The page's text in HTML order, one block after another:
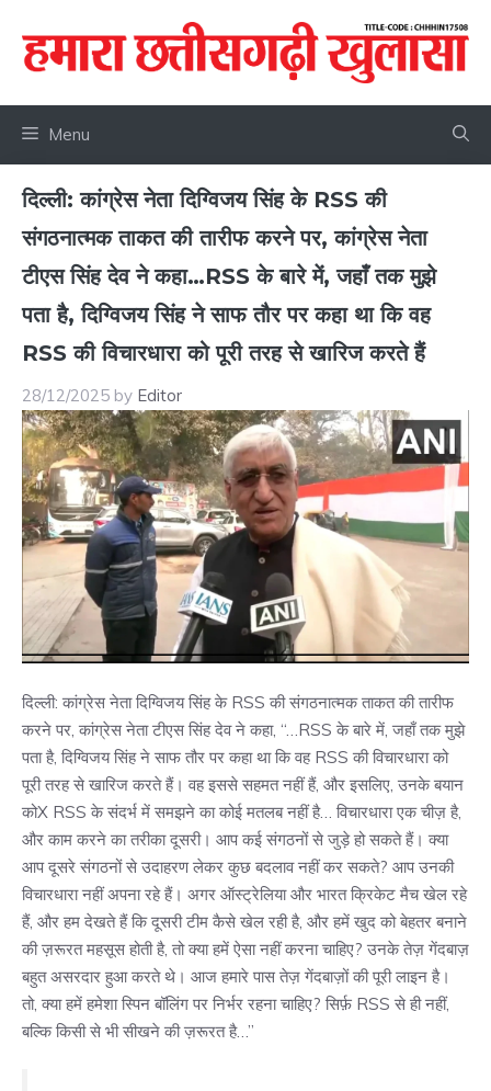
content
Menu
दिल्ली: कांग्रेस नेता दिग्विजय सिंह के RSS की
संगठनात्मक ताकत की तारीफ करने पर, कांग्रेस नेता
टीएस सिंह देव ने कहा…RSS के बारे में, जहाँ तक मुझे
पता है, दिग्विजय सिंह ने साफ तौर पर कहा था कि वह
RSS की विचारधारा को पूरी तरह से खारिज करते हैं
28/12/2025 by Editor
दिल्ली: कांग्रेस नेता दिग्विजय सिंह के RSS की संगठनात्मक ताकत की तारीफ
करने पर, कांग्रेस नेता टीएस सिंह देव ने कहा, “…RSS के बारे में, जहाँ तक मुझे
पता है, दिग्विजय सिंह ने साफ तौर पर कहा था कि वह RSS की विचारधारा को
पूरी तरह से खारिज करते हैं। वह इससे सहमत नहीं हैं, और इसलिए, उनके बयान
कोX RSS के संदर्भ में समझने का कोई मतलब नहीं है… विचारधारा एक चीज़ है,
और काम करने का तरीका दूसरी। आप कई संगठनों से जुड़े हो सकते हैं। क्या
आप दूसरे संगठनों से उदाहरण लेकर कुछ बदलाव नहीं कर सकते? आप उनकी
विचारधारा नहीं अपना रहे हैं। अगर ऑस्ट्रेलिया और भारत क्रिकेट मैच खेल रहे
हैं, और हम देखते हैं कि दूसरी टीम कैसे खेल रही है, और हमें खुद को बेहतर बनाने
की ज़रूरत महसूस होती है, तो क्या हमें ऐसा नहीं करना चाहिए? उनके तेज़ गेंदबाज़
बहुत असरदार हुआ करते थे। आज हमारे पास तेज़ गेंदबाज़ों की पूरी लाइन है।
तो, क्या हमें हमेशा स्पिन बॉलिंग पर निर्भर रहना चाहिए? सिर्फ़ RSS से ही नहीं,
बल्कि किसी से भी सीखने की ज़रूरत है…”